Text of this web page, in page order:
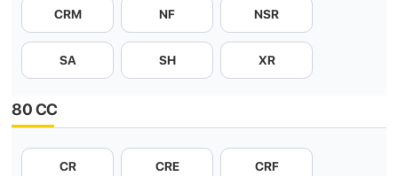
CRM NF NSR
SA SH XR
80 CC
CR CRE CRF